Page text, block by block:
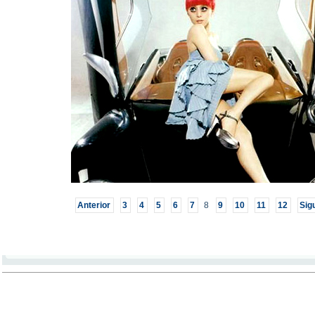
Anterior 3 4 5 6 7 8 9 10 11 12